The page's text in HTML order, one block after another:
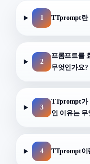
1 TTprompt란
2
프롬프트를
무엇인가요?
3
TTprompt가
인 이유는 무
4 TTprompt이